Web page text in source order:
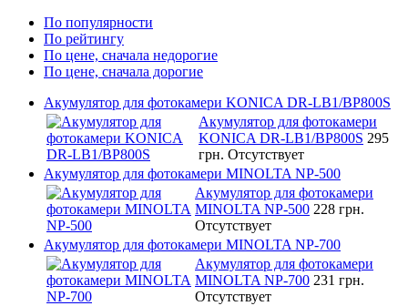
По популярности
По рейтингу
По цене, сначала недорогие
По цене, сначала дорогие
Акумулятор для фотокамери KONICA DR-LB1/BP800S
Акумулятор для фотокамери
KONICA DR-LB1/BP800S 295
грн. Отсутствует
Акумулятор для фотокамери MINOLTA NP-500
Акумулятор для фотокамери
MINOLTA NP-500 228 грн.
Отсутствует
Акумулятор для фотокамери MINOLTA NP-700
Акумулятор для фотокамери
MINOLTA NP-700 231 грн.
Отсутствует